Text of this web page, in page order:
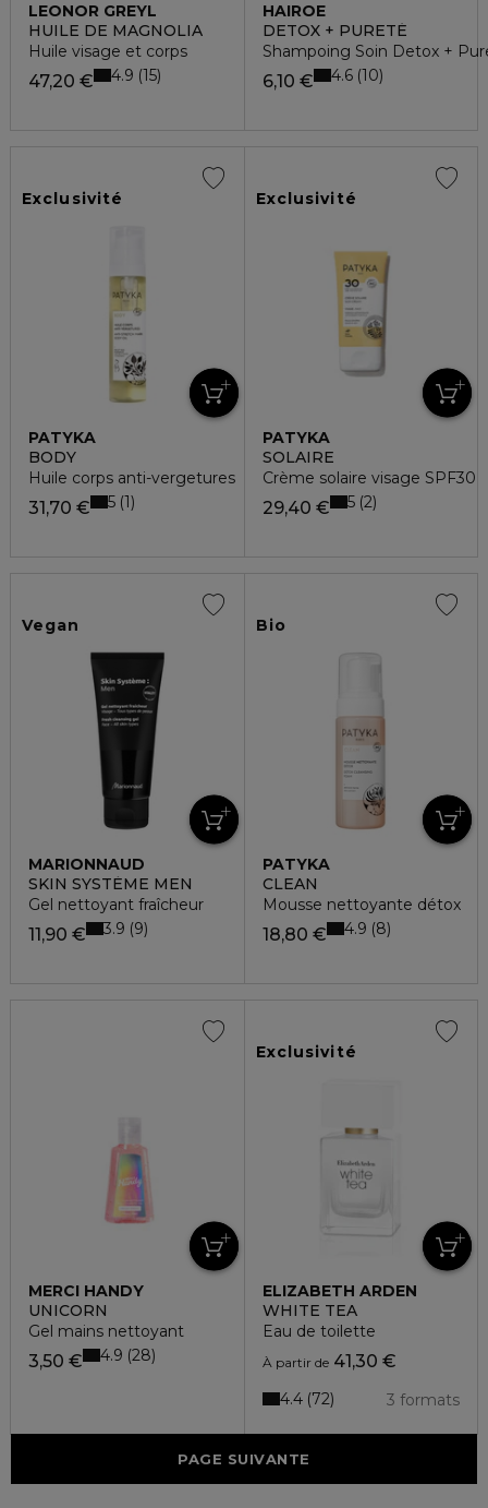
LEONOR GREYL
HUILE DE MAGNOLIA
Huile visage et corps
47,20 € 4.9 15
HAIROE
DETOX + PURETÉ
Shampoing Soin Detox +
6,10 € 4.6 10
Exclusivité
PATYKA
BODY
Huile corps anti-vergetures
31,70 € 5 1
Exclusivité
PATYKA
SOLAIRE
Crème solaire visage SPF30
29,40 € 5 2
Vegan
MARIONNAUD
SKIN SYSTÈME MEN
Gel nettoyant fraîcheur
11,90 € 3.9 9
Bio
PATYKA
CLEAN
Mousse nettoyante détox
18,80 € 4.9 8
MERCI HANDY
UNICORN
Gel mains nettoyant
3,50 € 4.9 28
Exclusivité
ELIZABETH ARDEN
WHITE TEA
Eau de toilette
À partir de41,30 €
3 formats
4.4 72
PAGE SUIVANTE